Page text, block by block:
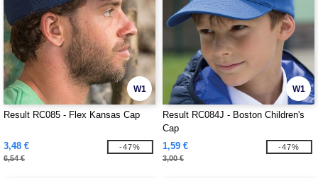
W1
Result RC085 - Flex Kansas Cap
3,48 €
6,54 €
-47%
W1
Result RC084J - Boston Children's
Cap
1,59 €
3,00 €
-47%